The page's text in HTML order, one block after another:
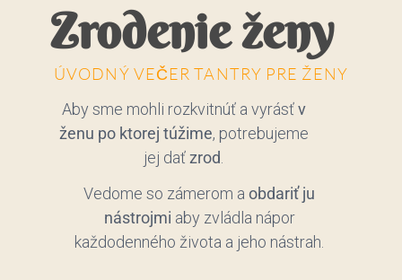
Zrodenie ženy
ÚVODNÝ VEČER TANTRY PRE ŽENY
Aby sme mohli rozkvitnúť a vyrásťv
ženu po ktorej túžime, potrebujeme
jej daťzrod
Vedome so zámerom a obdariť ju
nástrojmi aby zvládla nápor
každodenného života a jeho nástrah.